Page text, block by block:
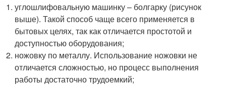
углошлифовальную машинку – болгарку (рисунок
выше). Такой способ чаще всего применяется в
бытовых целях, так как отличается простотой и
доступностью оборудования;
ножовку по металлу. Использование ножовки не
отличается сложностью, но процесс выполнения
работы достаточно трудоемкий;